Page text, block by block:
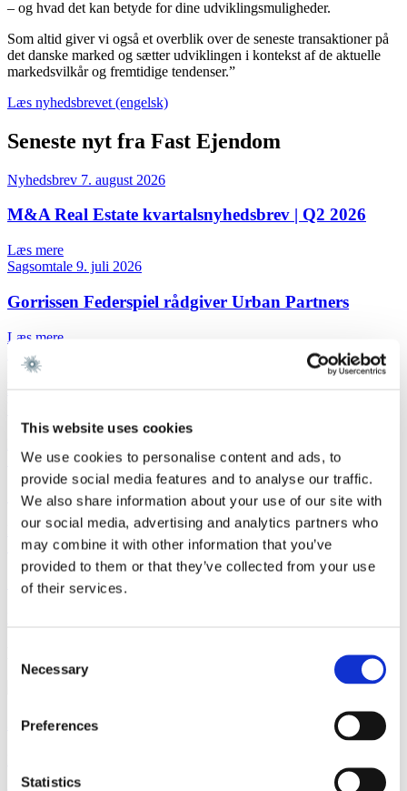
This website uses cookies
We use cookies to personalise content and ads, to
provide social media features and to analyse our traffic.
We also share information about your use of our site with
our social media, advertising and analytics partners who
may combine it with other information that you’ve
provided to them or that they’ve collected from your use
of their services.
Selection
Necessary
Preferences
Statistics
– og hvad det kan betyde for dine udviklingsmuligheder.
Som altid giver vi også et overblik over de seneste transaktioner på
det danske marked og sætter udviklingen i kontekst af de aktuelle
markedsvilkår og fremtidige tendenser.”
Læs nyhedsbrevet (engelsk)
Seneste nyt fra Fast Ejendom
Nyhedsbrev 7. august 2026
M&A Real Estate kvartalsnyhedsbrev | Q2 2026
Læs mere
Sagsomtale 9. juli 2026
Gorrissen Federspiel rådgiver Urban Partners
Læs mere
Nyhedsbrev
Sagsomtale1. juli 2026
Gorrissen Federspiel rådgiver Urban Partners
Læs mere
Sagsomtale30. juni 2026
Gorrissen Federspiel rådgiver Komvi
Sven Frode Frølund